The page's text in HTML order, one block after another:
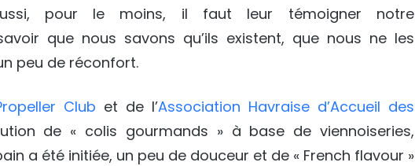
pour le moins, il faut leur témoigner notre
que nous savons qu’ils existent, que nous ne les
peu de réconfort.
Club et de l’Association Havraise d’Accueil des
de « colis gourmands » à base de viennoiseries,
a été initiée, un peu de douceur et de « French flavour »